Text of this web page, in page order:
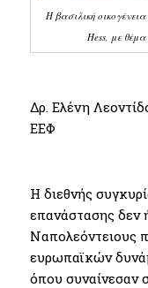
Η βασιλική
Hess, με
Δρ. Ελένη
ΕΕΦ
Η διεθνής
επανάστασης δεν
Ναπολεόντειους
ευρωπαϊκών
όπου συναίνεσαν